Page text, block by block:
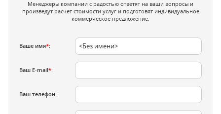
Менеджеры компании с радостью ответят на ваши вопросы и
произведут расчет стоимости услуг и подготовят индивидуальное
коммерческое предложение.
Ваше имя*:
Ваш E-mail*:
Ваш телефон: